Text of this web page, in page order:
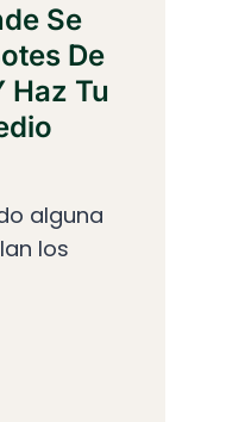
Se
De
Haz Tu
alguna
los